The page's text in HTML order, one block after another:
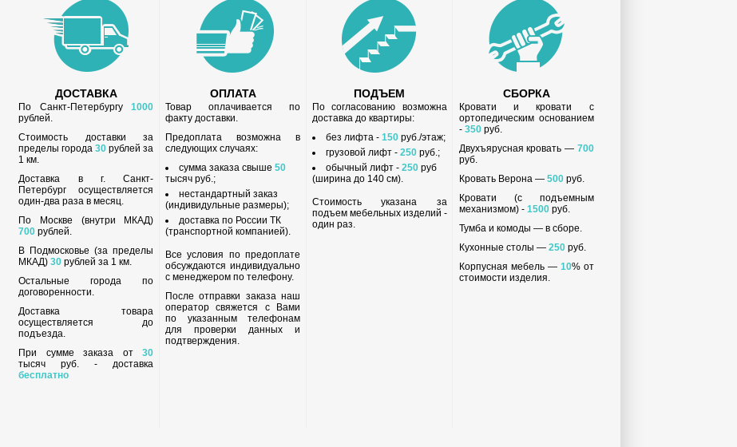
ДОСТАВКА
По Санкт-Петербургу1000
рублей.
Стоимость доставки за
пределы города30 рублей за
1 км.
Доставка в г. Санкт-
Петербург осуществляется
один-два раза в месяц.
По Москве (внутри МКАД)
700 рублей.
В Подмосковье (за пределы
МКАД)30 рублей за 1 км.
Остальные города по
договоренности.
Доставка товара
осуществляется до
подъезда.
При сумме заказа от30
тысяч руб. - доставка
бесплатно
ОПЛАТА
Товар оплачивается по
факту доставки.
Предоплата возможна в
следующих случаях:
сумма заказа свыше50
тысяч руб.;
нестандартный заказ
(индивидульные размеры);
доставка по России ТК
(транспортной компанией).
Все условия по предоплате
обсуждаются индивидуально
с менеджером по телефону.
После отправки заказа наш
оператор свяжется с Вами
по указанным телефонам
для проверки данных и
подтверждения.
ПОДЪЕМ
По согласованию возможна
доставка до квартиры:
без лифта - 150руб./этаж;
грузовой лифт - 250руб.;
обычный лифт - 250руб
(ширина до 140 см).
Стоимость указана за
подъем мебельных изделий -
один раз.
СБОРКА
Кровати и кровати с
ортопедическим основанием
- 350руб.
Двухъярусная кровать — 700
руб.
Кровать Верона — 500руб.
Кровати (с подъемным
механизмом) - 1500руб.
Тумба и комоды — в сборе.
Кухонные столы — 250руб.
Корпусная мебель — 10% от
стоимости изделия.